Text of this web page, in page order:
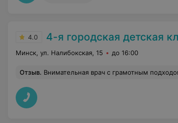
4.0 4-я городская детская
Минск, ул. Налибокская, 15 до 16:00
Отзыв. Внимательная врач с грамотным подходом. Всегда долечивает ребенка и не отправляет в сад с остаточным кашлем и зелеными соплями,Ольга Геннадьевна